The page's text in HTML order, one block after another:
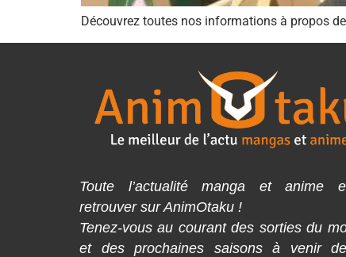
Découvrez toutes nos informations à propos
Toute l’actualité manga et anime
retrouver sur AnimOtaku !
Tenez-vous au courant des sorties du
et des prochaines saisons à venir